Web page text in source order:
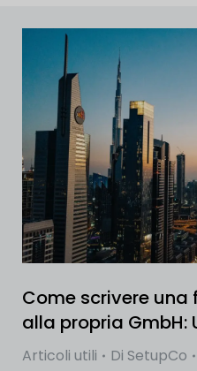
Come scrivere
alla propria
Articoli utili Di SetupCo